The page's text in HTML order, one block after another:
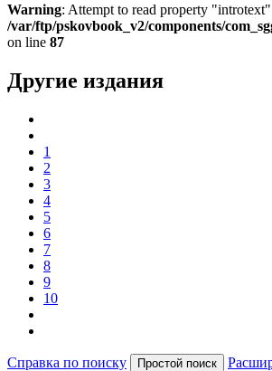
Warning: Attempt to read property
/var/ftp/pskovbook_v2/components/
on line 87
Другие издания
1
2
3
4
5
6
7
8
9
10
Справка по поиску